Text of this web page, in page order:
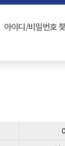
아이디/비밀번호